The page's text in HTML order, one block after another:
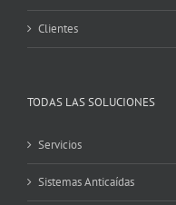
Clientes
TODAS LAS SOLUCIONES
Servicios
Sistemas Anticaídas